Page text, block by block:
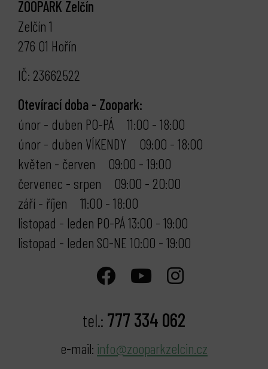
ZOOPARK Zelčín
Zelčín 1
276 01 Hořín
IČ: 23662522
Otevírací doba - Zoopark:
únor - duben PO-PÁ 11:00 - 18:00
únor - duben VÍKENDY 09:00 - 18:00
květen - červen 09:00 - 19:00
červenec - srpen 09:00 - 20:00
září - říjen 11:00 - 18:00
listopad - leden PO-PÁ 13:00 - 19:00
listopad - leden SO-NE 10:00 - 19:00
tel.: 777 334 062
e-mail: info@zooparkzelcin.cz